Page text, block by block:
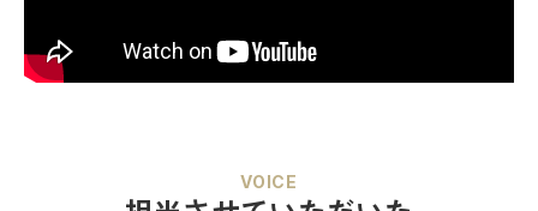
VOICE